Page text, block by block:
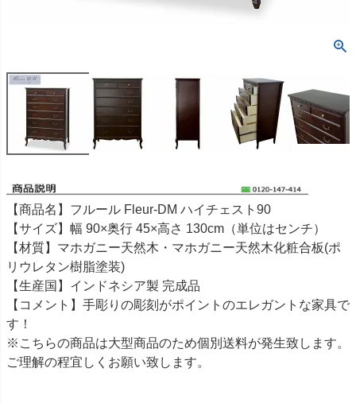
【商品名】フルール Fleur-DM ハイチェスト90
【サイズ】幅 90×奥行 45×高さ 130cm（単位はセンチ）
【材質】マホガニー天然木・マホガニー天然木化粧合板(ポ
リウレタン樹脂塗装)
【生産国】インドネシア製 完成品
【コメント】手彫りの彫刻がポイントのエレガントな家具で
す！
※こちらの商品は大型商品のため個別送料が発生致します。
ご理解の程宜しくお願い致します。